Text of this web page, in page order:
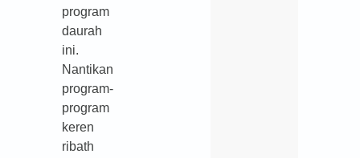
program
daurah
ini.
Nantikan
program-
program
keren
ribath